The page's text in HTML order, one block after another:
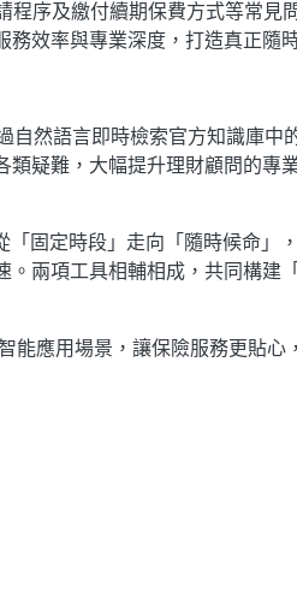
序及繳付續期保費方式等常見
效率與專業深度，打造真正隨
然語言即時檢索官方知識庫中
疑難，大幅提升理財顧問的專
固定時段」走向「隨時候命」
兩項工具相輔相成，共同構建
能應用場景，讓保險服務更貼心